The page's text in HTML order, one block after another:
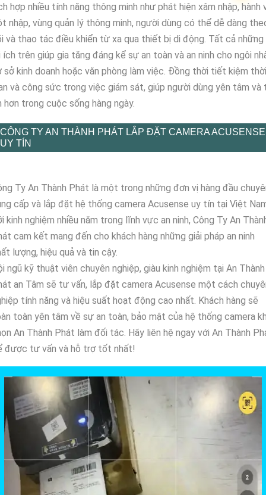
hợp nhiều tính năng thông minh như phát hiện xâm nhập, hành
nhập, vùng quản lý thông minh, người dùng có thể dễ dàng
và thao tác điều khiển từ xa qua thiết bị di động. Tất cả những
ích trên giúp gia tăng đáng kể sự an toàn và an ninh cho ngôi
sở kinh doanh hoặc văn phòng làm việc. Đồng thời tiết kiệm thời
và công sức trong việc giám sát, giúp người dùng yên tâm và
hơn trong cuộc sống hàng ngày.
CÔNG TY AN THÀNH PHÁT LẮP ĐẶT CAMERA ACUSENSE
UY TÍN
Ty An Thành Phát là một trong những đơn vị hàng đầu
cấp và lắp đặt hệ thống camera Acusense uy tín tại Việt
kinh nghiệm nhiều năm trong lĩnh vực an ninh, Công Ty An
cam kết mang đến cho khách hàng những giải pháp an ninh
lượng, hiệu quả và tin cậy.
ngũ kỹ thuật viên chuyên nghiệp, giàu kinh nghiệm tại An Thành
an Tâm sẽ tư vấn, lắp đặt camera Acusense một cách
tính năng và hiệu suất hoạt động cao nhất. Khách hàng sẽ
toàn yên tâm về sự an toàn, bảo mật của hệ thống camera
An Thành Phát làm đối tác. Hãy liên hệ ngay với An Thành
được tư vấn và hỗ trợ tốt nhất!